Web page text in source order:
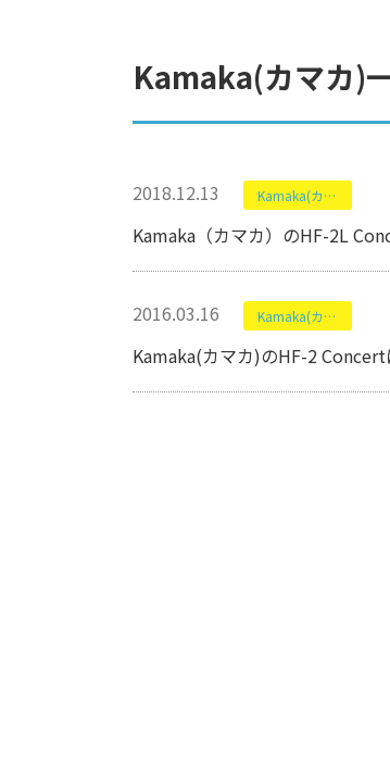
Kamaka(カマカ)
2018.12.13 Kamaka(カマカ)
Kamaka（カマカ）のHF-2L
2016.03.16 Kamaka(カマカ)
Kamaka(カマカ)のHF-2 Concert